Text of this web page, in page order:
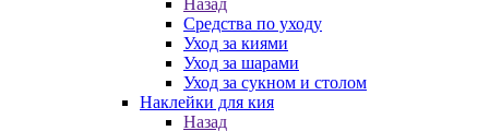
Назад
Средства по уходу
Уход за киями
Уход за шарами
Уход за сукном и столом
Наклейки для кия
Назад